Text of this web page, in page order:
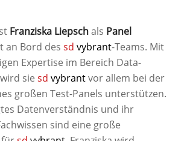
Franziska Liepschals Panel
an Bord des sd vybrant-Teams. Mit
Expertise im Bereich Data-
sie sd vybrantvor allem bei der
großen Test-Panels unterstützen.
Datenverständnis und ihr
sind eine große